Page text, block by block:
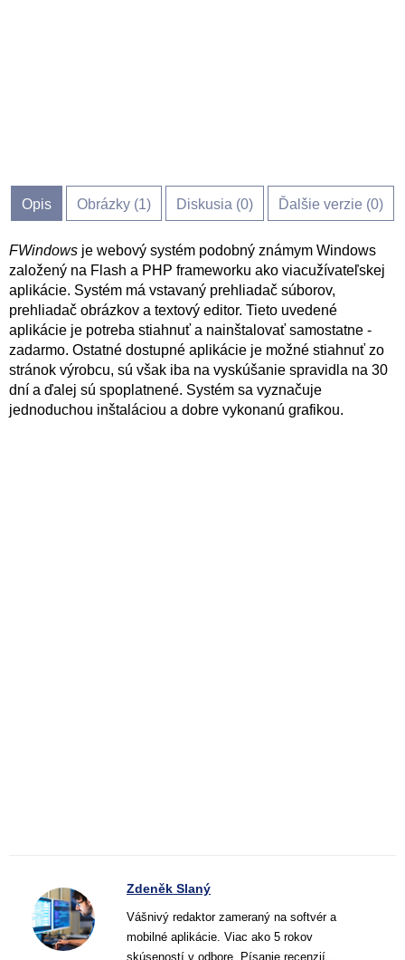
Opis Obrázky (1) Diskusia (0) Ďalšie verzie (0)
FWindows je webový systém podobný známym Windows
založený na Flash a PHP frameworku ako viacužívateľskej
aplikácie. Systém má vstavaný prehliadač súborov,
prehliadač obrázkov a textový editor. Tieto uvedené
aplikácie je potreba stiahnuť a nainštalovať samostatne -
zadarmo. Ostatné dostupné aplikácie je možné stiahnuť zo
stránok výrobcu, sú však iba na vyskúšanie spravidla na 30
dní a ďalej sú spoplatnené. Systém sa vyznačuje
jednoduchou inštaláciou a dobre vykonanú grafikou.
Zdeněk Slaný
Vášnivý redaktor zameraný na softvér a
mobilné aplikácie. Viac ako 5 rokov
skúseností v odbore. Písanie recenzií,